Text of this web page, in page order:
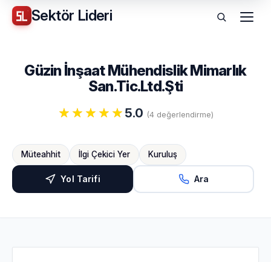
Sektör Lideri Menü
Güzin İnşaat Mühendislik Mimarlık
San.Tic.Ltd.Şti
5.0 (4 değerlendirme)
Müteahhit İlgi Çekici Yer Kuruluş
Yol Tarifi Ara